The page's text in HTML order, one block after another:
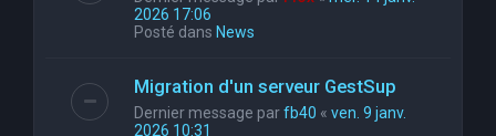
2026 17:06
Posté dans News
Migration d'un serveur GestSup
Dernier message parfb40 « ven. 9 janv.
2026 10:31